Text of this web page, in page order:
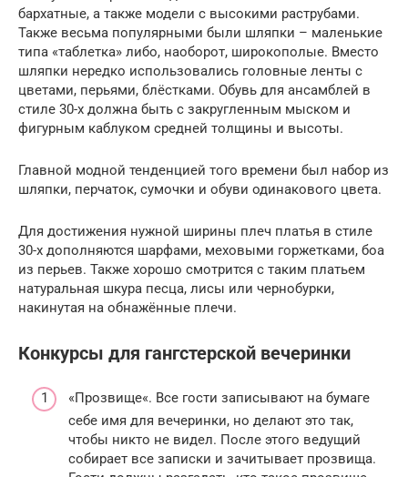
бархатные, а также модели с высокими раструбами.
Также весьма популярными были шляпки – маленькие
типа «таблетка» либо, наоборот, широкополые. Вместо
шляпки нередко использовались головные ленты с
цветами, перьями, блёстками. Обувь для ансамблей в
стиле 30-х должна быть с закругленным мыском и
фигурным каблуком средней толщины и высоты.
Главной модной тенденцией того времени был набор из
шляпки, перчаток, сумочки и обуви одинакового цвета.
Для достижения нужной ширины плеч платья в стиле
30-х дополняются шарфами, меховыми горжетками, боа
из перьев. Также хорошо смотрится с таким платьем
натуральная шкура песца, лисы или чернобурки,
накинутая на обнажённые плечи.
Конкурсы для гангстерской вечеринки
«Прозвище«. Все гости записывают на бумаге
себе имя для вечеринки, но делают это так,
чтобы никто не видел. После этого ведущий
собирает все записки и зачитывает прозвища.